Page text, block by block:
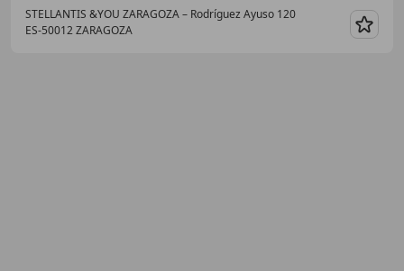
STELLANTIS &YOU ZARAGOZA – Rodríguez Ayuso 120
ES-50012 ZARAGOZA